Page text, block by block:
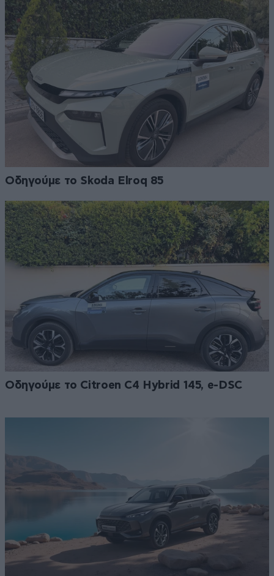
Οδηγούμε το Skoda Elroq 85
Οδηγούμε το Citroen C4 Hybrid 145, e-DSC